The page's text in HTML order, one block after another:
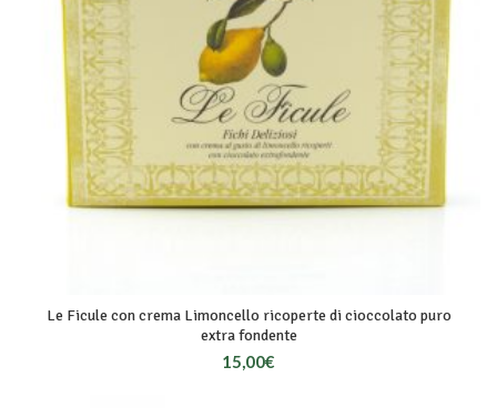
Le Ficule con crema Limoncello ricoperte di cioccolato puro
extra fondente
15,00€